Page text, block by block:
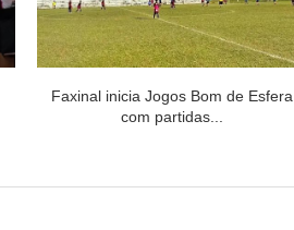
Faxinal inicia Jogos Bom de Esfera
com partidas...